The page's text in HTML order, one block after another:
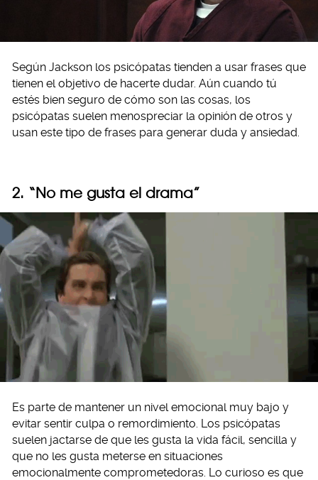
Según Jackson los psicópatas tienden a usar frases que
tienen el objetivo de hacerte dudar. Aún cuando tú
estés bien seguro de cómo son las cosas, los
psicópatas suelen menospreciar la opinión de otros y
usan este tipo de frases para generar duda y ansiedad.
2. “No me gusta el drama”
Es parte de mantener un nivel emocional muy bajo y
evitar sentir culpa o remordimiento. Los psicópatas
suelen jactarse de que les gusta la vida fácil, sencilla y
que no les gusta meterse en situaciones
emocionalmente comprometedoras. Lo curioso es que